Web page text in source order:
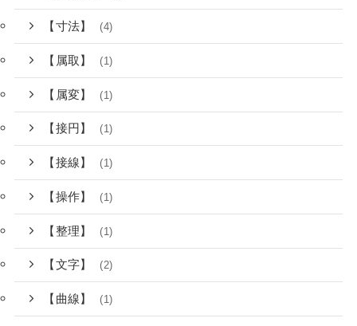
【寸法】 (4)
【属取】 (1)
【属変】 (1)
【接円】 (1)
【接線】 (1)
【操作】 (1)
【整理】 (1)
【文字】 (2)
【曲線】 (1)